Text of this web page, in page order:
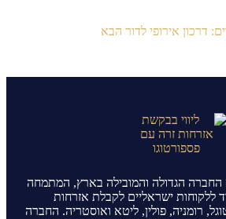
דרכון אירופי לדור הבא
החברה הגדולה והמובילה בארץ, המתמחה
ללקוחות ישראליים לקבלת אזרחות
רומניה, פולין, ליטא ואוסטריה. החברה